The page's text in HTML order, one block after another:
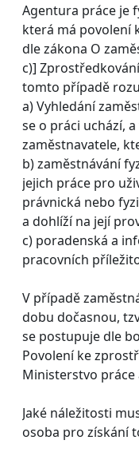
Agentura práce je
která má povolení
dle zákona O
c)]
tomto případě
a) Vyhledání
se o práci uchází,
zaměstnavatele,
b) zaměstnávání
jejich práce pro
právnická nebo
a dohlíží na její
c) poradenská a
pracovních
V případě
dobu dočasnou,
se postupuje dle
Povolení ke
Ministerstvo práce
Jaké náležitosti
osoba pro získání